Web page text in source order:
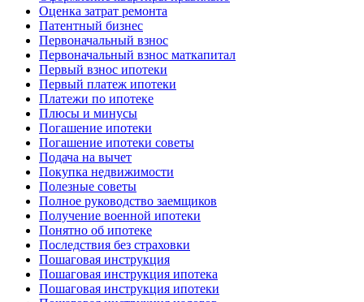
Оценка затрат ремонта
Патентный бизнес
Первоначальный взнос
Первоначальный взнос маткапитал
Первый взнос ипотеки
Первый платеж ипотеки
Платежи по ипотеке
Плюсы и минусы
Погашение ипотеки
Погашение ипотеки советы
Подача на вычет
Покупка недвижимости
Полезные советы
Полное руководство заемщиков
Получение военной ипотеки
Понятно об ипотеке
Последствия без страховки
Пошаговая инструкция
Пошаговая инструкция ипотека
Пошаговая инструкция ипотеки